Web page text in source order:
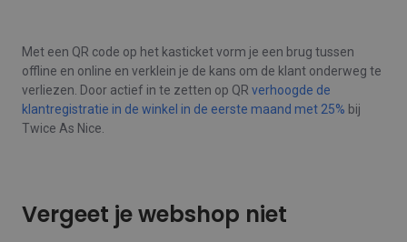
Met een QR code op het kasticket vorm je een brug tussen
offline en online en verklein je de kans om de klant onderweg te
verliezen. Door actief in te zetten op QR verhoogde de
klantregistratie in de winkel in de eerste maand met 25% bij
Twice As Nice.
Vergeet je webshop niet